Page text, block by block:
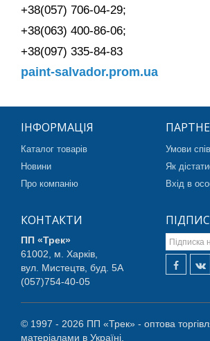
+38(057) 706-04-29;
+38(063) 400-86-06;
+38(097) 335-84-83
paint-salvador.prom.ua
ІНФОРМАЦІЯ
Каталог товарів
Новини
Про компанію
Умови
Як
Вхід в
КОНТАКТИ
ПП «Трек»
61002, м. Харків,
вул. Мистецтв, буд. 5А
(057)754-40-05
© 1997 - 2026 ПП «Трек» - оптова
матеріалами в Україні.